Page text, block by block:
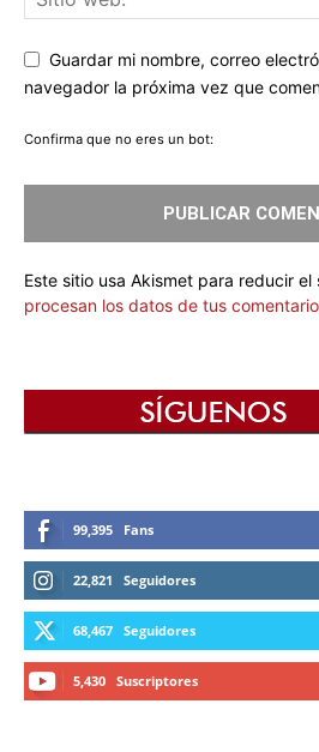
Guardar mi nombre, correo
navegador la próxima vez que
Confirma que no eres un bot:
Este sitio usa Akismet para reducir el
procesan los datos de tus
99,395 Fans
22,821 Seguidores
68,467 Seguidores
5,430 Suscriptores